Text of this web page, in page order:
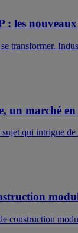
les nouveaux
transformer.
un marché en
qui intrigue
construction